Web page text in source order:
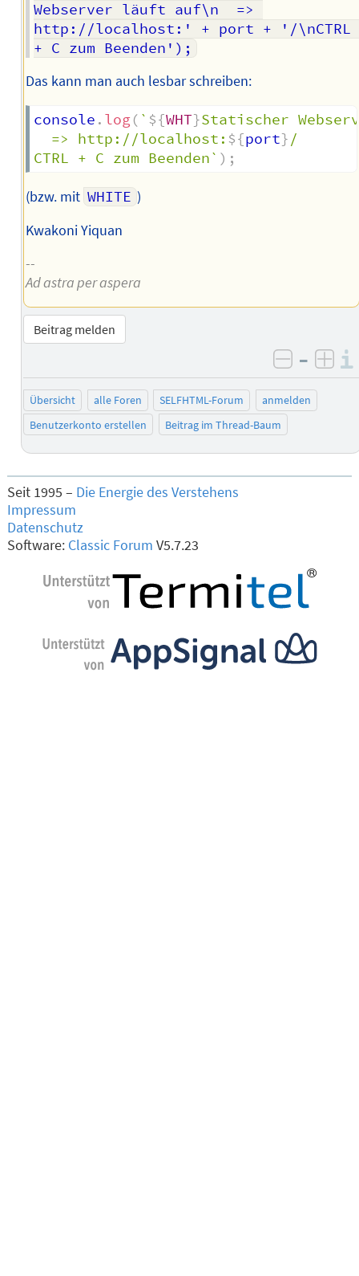
Webserver läuft auf\n  =>
http://localhost:' + port + '/\nCTRL
+ C zum Beenden');
Das kann man auch lesbar schreiben:
console . log( ` ${WHT}Statischer
  => http://localhost:
${port} /
CTRL + C zum Beenden` ) ;
(bzw. mit WHITE )
Kwakoni Yiquan
--
Ad astra per aspera
Beitrag melden
negativ
–
Übersicht alle Foren SELFHTML-Forum
anmelden
Benutzerkonto erstellen
Beitrag im Thread-Baum
Seit 1995 – Die Energie des Verstehens
Impressum
Datenschutz
Software: Classic Forum V5.7.23